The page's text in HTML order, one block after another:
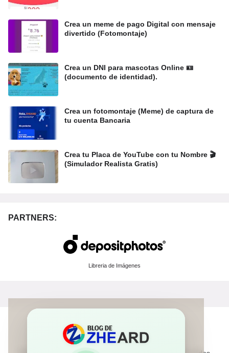
Crea un meme de pago Digital con mensaje
divertido (Fotomontaje)
Crea un DNI para mascotas Online 🪪
(documento de identidad).
Crea un fotomontaje (Meme) de captura de
tu cuenta Bancaria
Crea tu Placa de YouTube con tu Nombre 🎬
(Simulador Realista Gratis)
PARTNERS:
Libreria de Imágenes